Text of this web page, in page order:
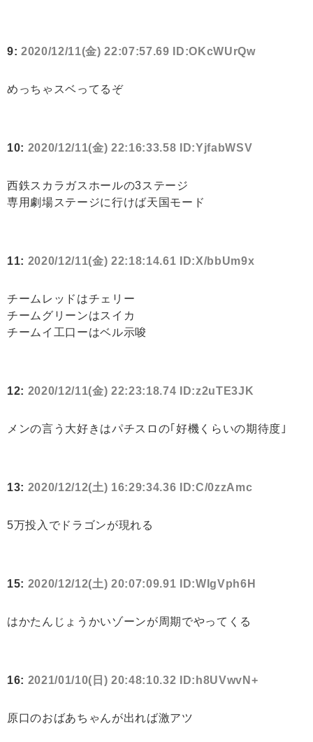
9: 2020/12/11(金) 22:07:57.69 ID:OKcWUrQw
めっちゃスベってるぞ
10: 2020/12/11(金) 22:16:33.58 ID:YjfabWSV
西鉄スカラガスホールの3ステージ
専用劇場ステージに行けば天国モード
11: 2020/12/11(金) 22:18:14.61 ID:X/bbUm9x
チームレッドはチェリー
チームグリーンはスイカ
チームイ工口ーはベル示唆
12: 2020/12/11(金) 22:23:18.74 ID:z2uTE3JK
メンの言う大好きはパチスロの｢好機くらいの期待度｣
13: 2020/12/12(土) 16:29:34.36 ID:C/0zzAmc
5万投入でドラゴンが現れる
15: 2020/12/12(土) 20:07:09.91 ID:WIgVph6H
はかたんじょうかいゾーンが周期でやってくる
16: 2021/01/10(日) 20:48:10.32 ID:h8UVwvN+
原口のおばあちゃんが出れば激アツ